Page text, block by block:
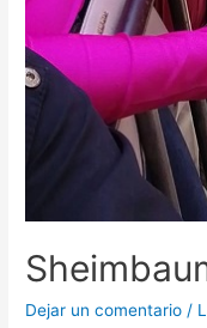
Dejar un comentario /